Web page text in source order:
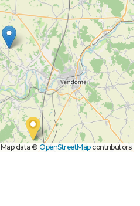
Map data © OpenStreetMapcontributors